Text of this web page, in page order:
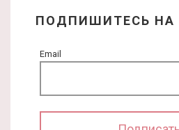
ПОДПИШИТЕСЬ НА
Email